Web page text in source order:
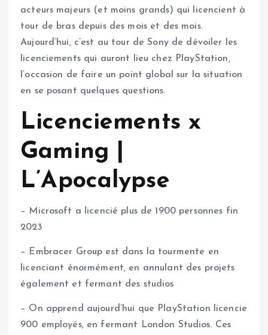
acteurs majeurs (et moins grands) qui licencient à
tour de bras depuis des mois et des mois.
Aujourd’hui, c’est au tour de Sony de dévoiler les
licenciements qui auront lieu chez PlayStation,
l’occasion de faire un point global sur la situation
en se posant quelques questions.
Licenciements x
Gaming |
L’Apocalypse
– Microsoft a licencié plus de 1900 personnes fin
2023
– Embracer Group est dans la tourmente en
licenciant énormément, en annulant des projets
également et fermant des studios
– On apprend aujourd’hui que PlayStation licencie
900 employés, en fermant London Studios. Ces